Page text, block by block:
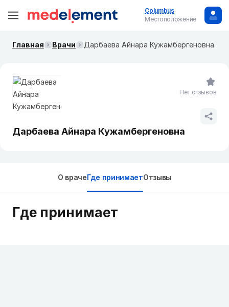
Columbus
Местоположение
Главная Врачи Дарбаева Айнара Кужамбергеновна
Дарбаева Айнара Кужамбергеновна
Нет отзывов
О врачеГде принимаетОтзывы
Где принимает